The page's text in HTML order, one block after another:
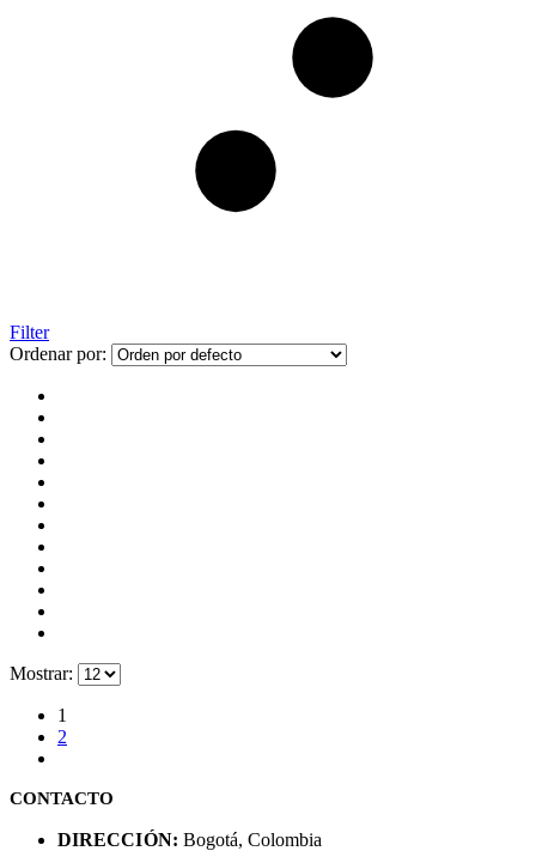
Filter
Ordenar por:
Mostrar:
1
2
CONTACTO
DIRECCIÓN: Bogotá, Colombia